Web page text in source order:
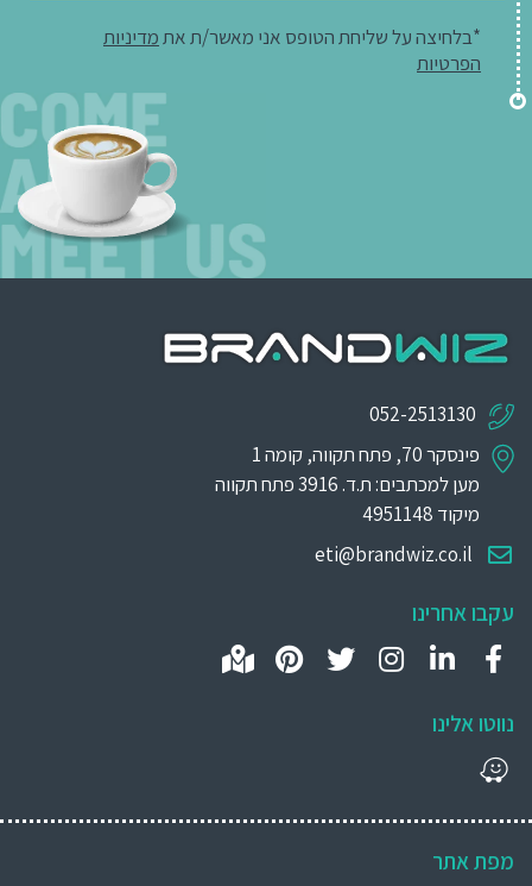
*בלחיצה על שליחת הטופס אני מאשר/ת אתמדיניות
הפרטיות
052-2513130
פינסקר 70, פתח תקווה, קומה 1
מען למכתבים: ת.ד. 3916 פתח תקווה
מיקוד 4951148
eti@brandwiz.co.il
עקבו אחרינו
נווטו אלינו
מפת אתר